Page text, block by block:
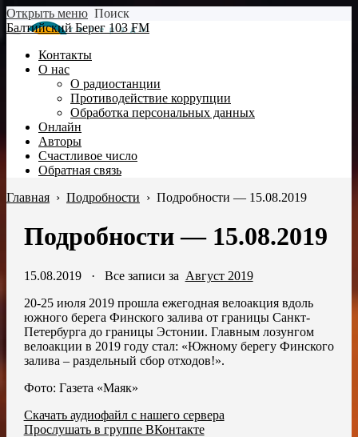
Открыть меню Поиск
Балтийский Берег 103 FM
Контакты
О нас
О радиостанции
Противодействие коррупции
Обработка персональных данных
Онлайн
Авторы
Счастливое число
Обратная связь
Главная › Подробности › Подробности — 15.08.2019
Подробности — 15.08.2019
15.08.2019· Все записи за Август 2019
20-25 июля 2019 прошла ежегодная велоакция вдоль
южного берега Финского залива от границы Санкт-
Петербурга до границы Эстонии. Главным лозунгом
велоакции в 2019 году стал: «Южному берегу Финского
залива – раздельный сбор отходов!».
Фото: Газета «Маяк»
Скачать аудиофайл с нашего сервера
Прослушать в группе ВКонтакте